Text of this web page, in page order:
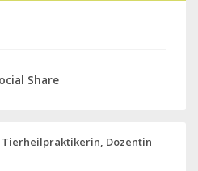
Share
Tierheilpraktikerin, Dozentin